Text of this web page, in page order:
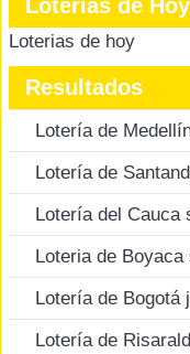
Loterias de Hoy
Loterias de hoy
Resultados
Lotería de
Lotería de
Lotería del Cauca
Loteria de
Lotería de Bogotá
Lotería de